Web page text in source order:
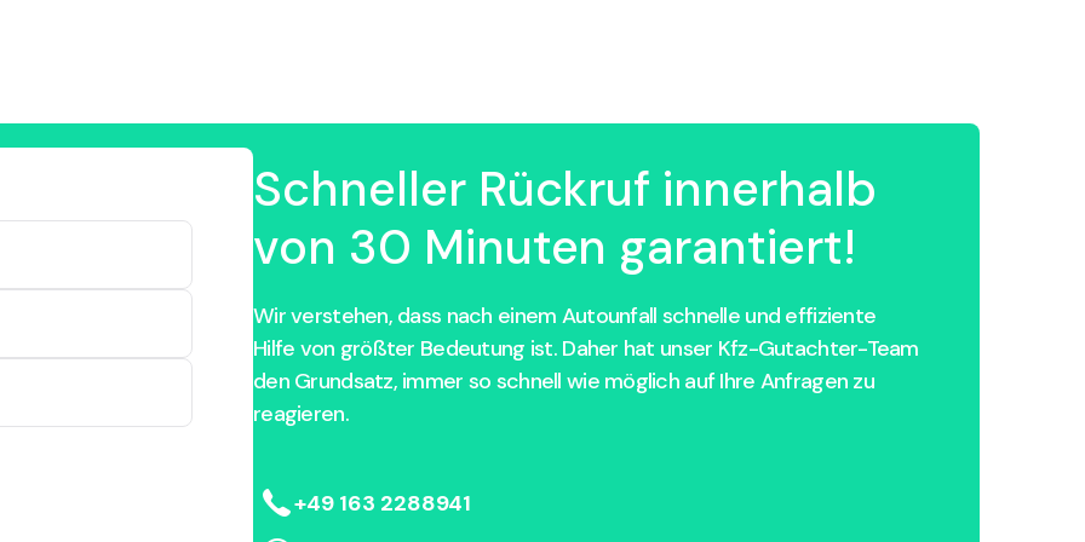
Schneller Rückruf innerhalb
von 30 Minuten garantiert!
Wir verstehen, dass nach einem Autounfall schnelle und effiziente
Hilfe von größter Bedeutung ist. Daher hat unser Kfz-Gutachter-Team
den Grundsatz, immer so schnell wie möglich auf Ihre Anfragen zu
reagieren.
+49 163 2288941